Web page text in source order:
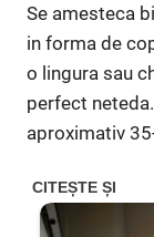
Se amesteca
in forma de
o lingura sau
perfect
aproximativ